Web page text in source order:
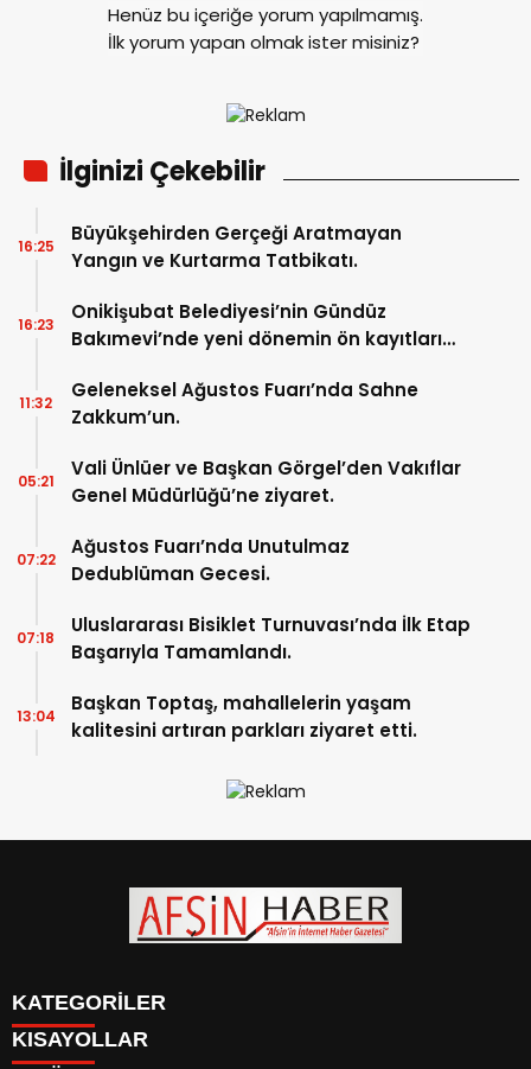
Henüz bu içeriğe yorum yapılmamış.
İlk yorum yapan olmak ister misiniz?
İlginizi Çekebilir
Büyükşehirden Gerçeği Aratmayan
Yangın ve Kurtarma Tatbikatı.
16:25
Onikişubat Belediyesi’nin Gündüz
Bakımevi’nde yeni dönemin ön kayıtları
16:23
Geleneksel Ağustos Fuarı’nda Sahne
Zakkum’un.
11:32
Vali Ünlüer ve Başkan Görgel’den Vakıflar
Genel Müdürlüğü’ne ziyaret.
05:21
Ağustos Fuarı’nda Unutulmaz
Dedublüman Gecesi.
07:22
Uluslararası Bisiklet Turnuvası’nda İlk Etap
Başarıyla Tamamlandı.
07:18
Başkan Toptaş, mahallelerin yaşam
kalitesini artıran parkları ziyaret etti.
13:04
KATEGORİLER
SİYASET
KISAYOLLAR